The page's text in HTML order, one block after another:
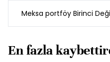
Meksa portföy Birinci
En fazla